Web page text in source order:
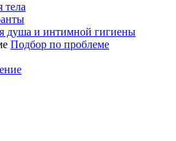
тела
душа и интимной гигиены
Подбор по проблеме